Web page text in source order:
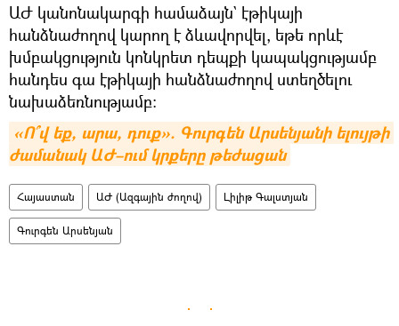
ԱԺ կանոնակարգի համաձայն` էթիկայի
հանձնաժողով կարող է ձևավորվել, եթե որևէ
խմբակցություն կոնկրետ դեպքի կապակցությամբ
հանդես գա էթիկայի հանձնաժողով ստեղծելու
նախաձեռնությամբ։
«Ո՞վ եք, արա, դուք». Գուրգեն Արսենյանի ելույթի
ժամանակ ԱԺ–ում կրքերը թեժացան
Հայաստան ԱԺ (Ազգային ժողով) Լիլիթ Գալստյան
Գուրգեն Արսենյան